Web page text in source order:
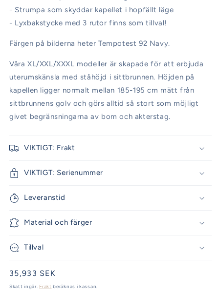
- Strumpa som skyddar kapellet i hopfällt läge
- Lyxbakstycke med 3 rutor finns som tillval!
Färgen på bilderna heter Tempotest 92 Navy.
Våra XL/XXL/XXXL modeller är skapade för att erbjuda
uterumskänsla med ståhöjd i sittbrunnen. Höjden på
kapellen ligger normalt mellan 185-195 cm mätt från
sittbrunnens golv och görs alltid så stort som möjligt
givet begränsningarna av bom och akterstag.
VIKTIGT: Frakt
VIKTIGT: Serienummer
Leveranstid
Material och färger
Tillval
Ordinarie
pris
35,933 SEK
Skatt ingår. Frakt beräknas i kassan.